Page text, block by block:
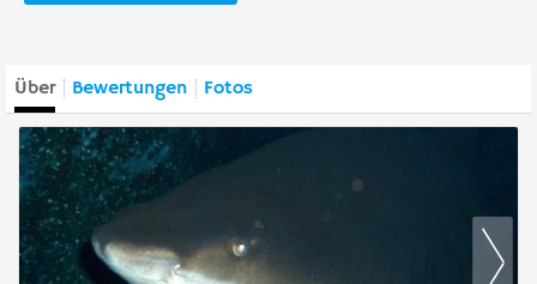
Über Bewertungen Fotos